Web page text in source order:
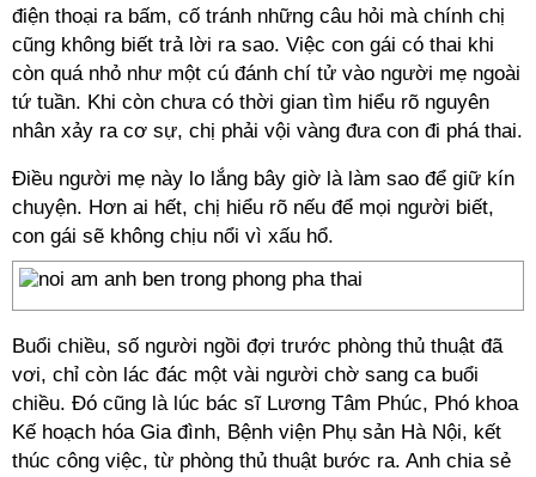
điện thoại ra bấm, cố tránh những câu hỏi mà chính chị
cũng không biết trả lời ra sao. Việc con gái có thai khi
còn quá nhỏ như một cú đánh chí tử vào người mẹ ngoài
tứ tuần. Khi còn chưa có thời gian tìm hiểu rõ nguyên
nhân xảy ra cơ sự, chị phải vội vàng đưa con đi phá thai.
Điều người mẹ này lo lắng bây giờ là làm sao để giữ kín
chuyện. Hơn ai hết, chị hiểu rõ nếu để mọi người biết,
con gái sẽ không chịu nổi vì xấu hổ.
Buổi chiều, số người ngồi đợi trước phòng thủ thuật đã
vơi, chỉ còn lác đác một vài người chờ sang ca buổi
chiều. Đó cũng là lúc bác sĩ Lương Tâm Phúc, Phó khoa
Kế hoạch hóa Gia đình, Bệnh viện Phụ sản Hà Nội, kết
thúc công việc, từ phòng thủ thuật bước ra. Anh chia sẻ